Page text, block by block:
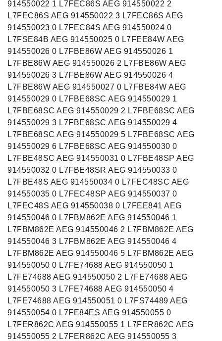
914550022 1 L7FEC86S AEG 914550022 2
L7FEC86S AEG 914550022 3 L7FEC86S AEG
914550023 0 L7FEC84S AEG 914550024 0
L7FSE84B AEG 914550025 0 L7FEE84W AEG
914550026 0 L7FBE86W AEG 914550026 1
L7FBE86W AEG 914550026 2 L7FBE86W AEG
914550026 3 L7FBE86W AEG 914550026 4
L7FBE86W AEG 914550027 0 L7FBE84W AEG
914550029 0 L7FBE68SC AEG 914550029 1
L7FBE68SC AEG 914550029 2 L7FBE68SC AEG
914550029 3 L7FBE68SC AEG 914550029 4
L7FBE68SC AEG 914550029 5 L7FBE68SC AEG
914550029 6 L7FBE68SC AEG 914550030 0
L7FBE48SC AEG 914550031 0 L7FBE48SP AEG
914550032 0 L7FBE48SR AEG 914550033 0
L7FBE48S AEG 914550034 0 L7FEC48SC AEG
914550035 0 L7FEC48SP AEG 914550037 0
L7FEC48S AEG 914550038 0 L7FEE841 AEG
914550046 0 L7FBM862E AEG 914550046 1
L7FBM862E AEG 914550046 2 L7FBM862E AEG
914550046 3 L7FBM862E AEG 914550046 4
L7FBM862E AEG 914550046 5 L7FBM862E AEG
914550050 0 L7FE74688 AEG 914550050 1
L7FE74688 AEG 914550050 2 L7FE74688 AEG
914550050 3 L7FE74688 AEG 914550050 4
L7FE74688 AEG 914550051 0 L7FS74489 AEG
914550054 0 L7FE84ES AEG 914550055 0
L7FER862C AEG 914550055 1 L7FER862C AEG
914550055 2 L7FER862C AEG 914550055 3